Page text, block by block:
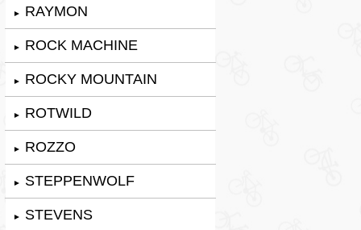
► RAYMON
► ROCK MACHINE
► ROCKY MOUNTAIN
► ROTWILD
► ROZZO
► STEPPENWOLF
► STEVENS